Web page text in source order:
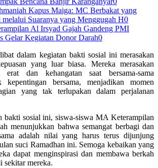
Kapus Maiga: MC Berbakat yang
Suaranya yang Menggugah H0
Al Irsyad Gajah Gandeng PMI
Gelar Kegiatan Donor Darah0
dalam kegiatan bakti sosial ini merasakan
yang luar biasa. Mereka merasakan
erat dan kehangatan saat bersama-sama
kepentingan bersama, menjadikan momen
yang tak terlupakan dalam perjalanan
bakti sosial ini, siswa-siswa MA Keterampilan
menunjukkan bahwa semangat berbagi dan
adalah nilai yang harus terus dijunjung
suci Ramadhan ini. Semoga kebaikan yang
dapat menginspirasi dan membawa berkah
sekitar mereka.